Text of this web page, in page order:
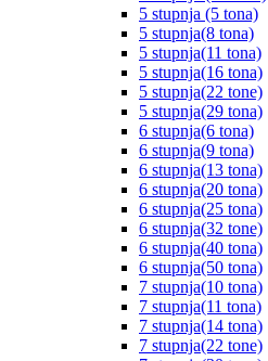
5 stupnja (5 tona)
5 stupnja(8 tona)
5 stupnja(11 tona)
5 stupnja(16 tona)
5 stupnja(22 tone)
5 stupnja(29 tona)
6 stupnja(6 tona)
6 stupnja(9 tona)
6 stupnja(13 tona)
6 stupnja(20 tona)
6 stupnja(25 tona)
6 stupnja(32 tone)
6 stupnja(40 tona)
6 stupnja(50 tona)
7 stupnja(10 tona)
7 stupnja(11 tona)
7 stupnja(14 tona)
7 stupnja(22 tone)